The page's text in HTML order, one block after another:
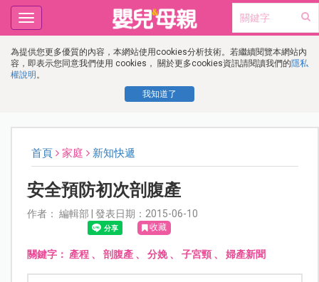
為提供您更多優質的內容，本網站使用cookies分析技術。若繼續閱覽本網站內
容，即表示您同意我們使用 cookies， 關於更多cookies資訊請閱讀我們的隱私
權說明 。
我知道了
Toggle
navigation
首頁 家庭 新知快遞
安全預防初次剖腹產
作者： 編輯部 | 發表日期：2015-06-10
收藏
關鍵字： 產程、 剖腹產、 分娩、 子宮頸、 婦產新聞